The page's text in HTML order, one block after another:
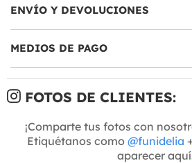
ENVÍO Y DEVOLUCIONES
MEDIOS DE PAGO
FOTOS DE CLIENTES:
¡Comparte tus fotos con
Etiquétanos como @funidelia
aparecer